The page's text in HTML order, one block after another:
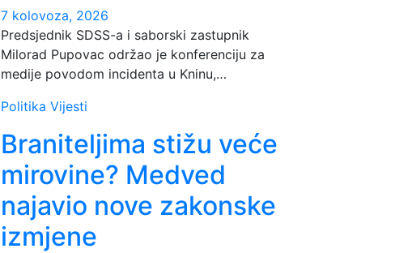
7 kolovoza, 2026
Predsjednik SDSS-a i saborski zastupnik
Milorad Pupovac održao je konferenciju za
medije povodom incidenta u Kninu,…
Politika Vijesti
Braniteljima stižu veće
mirovine? Medved
najavio nove zakonske
izmjene